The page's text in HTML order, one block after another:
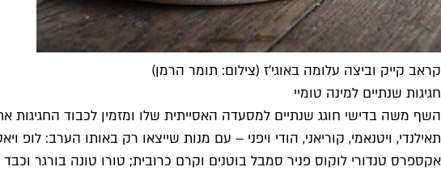
קראב קייק וביצה עלומה באוגי'ז (צילום: תומר הרמן)
חגיגות שנתיים למינה טומיי
השף משה בדישי חוגג שנתיים למסעדה האסייתית שלו ומזמין לכבוד
אקספרס טנדורי לוקוס פניר סמבל בוטנים וקרם כרובית; טורו טונה בורגר וכבד